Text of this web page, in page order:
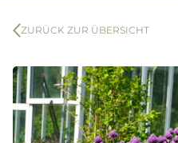
ZURÜCK ZUR ÜBERSICHT